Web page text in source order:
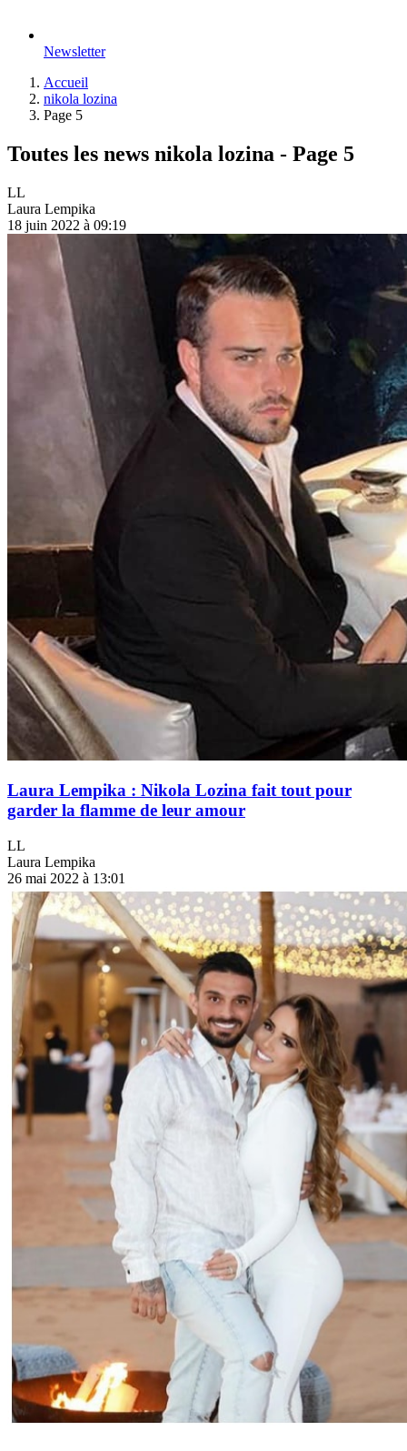
Newsletter
Accueil
nikola lozina
Page 5
Toutes les news nikola lozina - Page 5
LL
Laura Lempika
18 juin 2022 à 09:19
Laura Lempika : Nikola Lozina fait tout pour
garder la flamme de leur amour
LL
Laura Lempika
26 mai 2022 à 13:01